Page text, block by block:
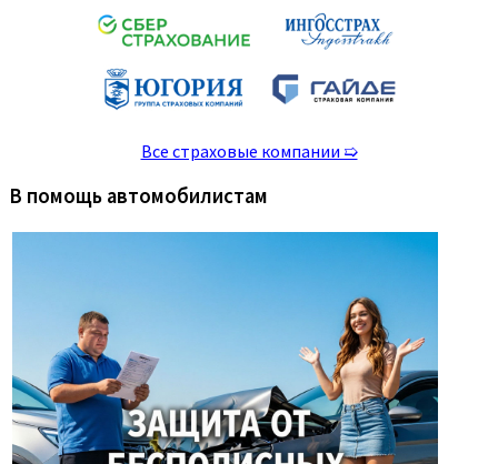
Все страховые компании ➯
В помощь автомобилистам